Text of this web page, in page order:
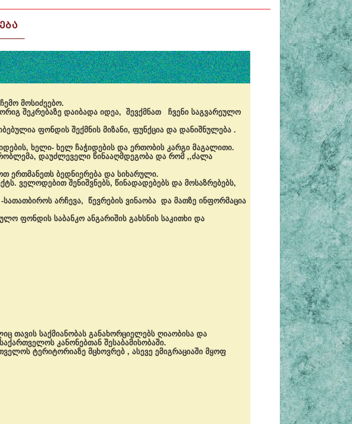
მოსიძეებო.
შეკრებაზე დაიბადა იდეა, შევქმნათ ჩვენი საგვარეულო
ფონდის შექმნის მიზანი, ფუნქცია და დანიშნულება .
ხელი- ხელ ჩაჭიდების და ერთობის კარგი მაგალითი.
დაუძლეველი წინააღმდეგობა და რომ ,,ძალა
ერთმანეთს ბედნიერება და სიხარული.
ველოდებით შენიშვნებს, წინადადებებს და მოსაზრებებს,
არჩევა, წევრების ვინაობა და მათზე ინფორმაცია
ფონდის საბანკო ანგარიშის გახსნის საკითხი და
თავის საქმიანობას განახორციელებს ღიაობისა და
კანონებთან შესაბამისობაში.
ტერიტორიაზე მცხოვრებ , ასევე ემიგრაციაში მყოფ